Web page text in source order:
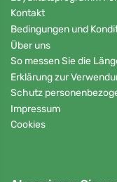
Kontakt
Bedingungen und
Über uns
So messen Sie die
Erklärung zur
Schutz
Impressum
Cookies